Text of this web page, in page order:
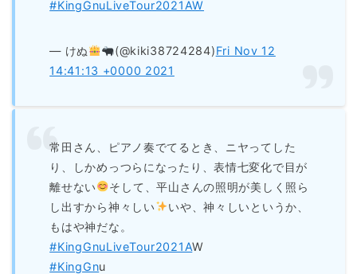
#KingGnuLiveTour2021AW
— けぬ (@kiki38724284)Fri Nov 12
14:41:13 +0000 2021
常田さん、ピアノ奏でてるとき、ニヤってした
り、しかめっつらになったり、表情七変化で目が
離せない
そして、平山さんの照明が美しく照ら
し出すから神々しい
いや、神々しいというか、
もはや神だな。
#KingGnuLiveTour2021AW
#KingGnu